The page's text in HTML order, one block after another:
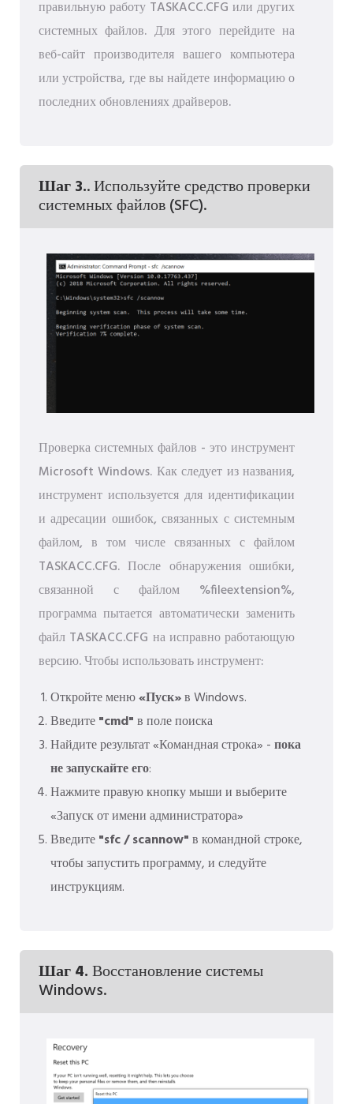
правильную работу TASKACC.CFG или других
системных файлов. Для этого перейдите на
веб-сайт производителя вашего компьютера
или устройства, где вы найдете информацию о
последних обновлениях драйверов.
Шаг 3.. Используйте средство проверки
системных файлов (SFC).
Проверка системных файлов - это инструмент
Microsoft Windows. Как следует из названия,
инструмент используется для идентификации
и адресации ошибок, связанных с системным
файлом, в том числе связанных с файлом
TASKACC.CFG. После обнаружения ошибки,
связанной с файлом %fileextension%,
программа пытается автоматически заменить
файл TASKACC.CFG на исправно работающую
версию. Чтобы использовать инструмент:
Откройте меню«Пуск»в Windows.
Введите"cmd"в поле поиска
Найдите результат «Командная строка» -пока
не запускайте его:
Нажмите правую кнопку мыши и выберите
«Запуск от имени администратора»
Введите"sfc / scannow"в командной строке,
чтобы запустить программу, и следуйте
инструкциям.
Шаг 4.Восстановление системы
Windows.